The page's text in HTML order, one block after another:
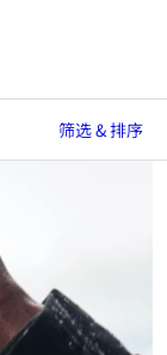
筛选 & 排序